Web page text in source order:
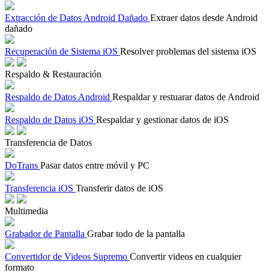
Extracción de Datos Android Dañado Extraer datos desde Android
dañado
Recuperación de Sistema iOS Resolver problemas del sistema iOS
Respaldo & Restauración
Respaldo de Datos Android Respaldar y restuarar datos de Android
Respaldo de Datos iOS Respaldar y gestionar datos de iOS
Transferencia de Datos
DoTrans Pasar datos entre móvil y PC
Transferencia iOS Transferir datos de iOS
Multimedia
Grabador de Pantalla Grabar todo de la pantalla
Convertidor de Videos Supremo Convertir videos en cualquier
formato